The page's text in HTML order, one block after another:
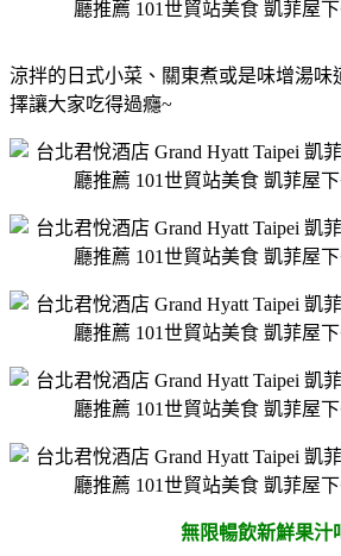
涼拌的日式小菜、關東煮或是味增湯味
擇讓大家吃得過癮~
無限暢飲新鮮果汁